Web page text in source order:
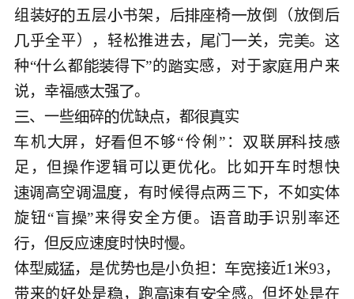
组装五层书架，后椅放倒（放倒后
乎全平），轻松推进去， 门关，完。这
种“么都得 ”的感，对于用户来
说，幸福强 
、一些碎优缺，都
机 ，但够“伶俐”： 联技
足，但 作逻辑可  更优。比如车时想快
 高空 温 ，有时候得两三 ，不如体
旋钮“盲”来得安全方便。音识别还
，但应速时快时。
体型， 优势小负担：接近1米93，
带来的处是 ，跑有全感。但坏处在